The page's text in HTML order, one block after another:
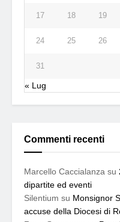
17 18 19
24 25 26
31
« Lug
Commenti recenti
Marcello Caccialanza su
dipartite ed eventi
Silentium su Monsignor
accuse della Diocesi di